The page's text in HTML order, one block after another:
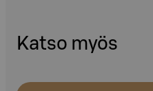
Katso myös